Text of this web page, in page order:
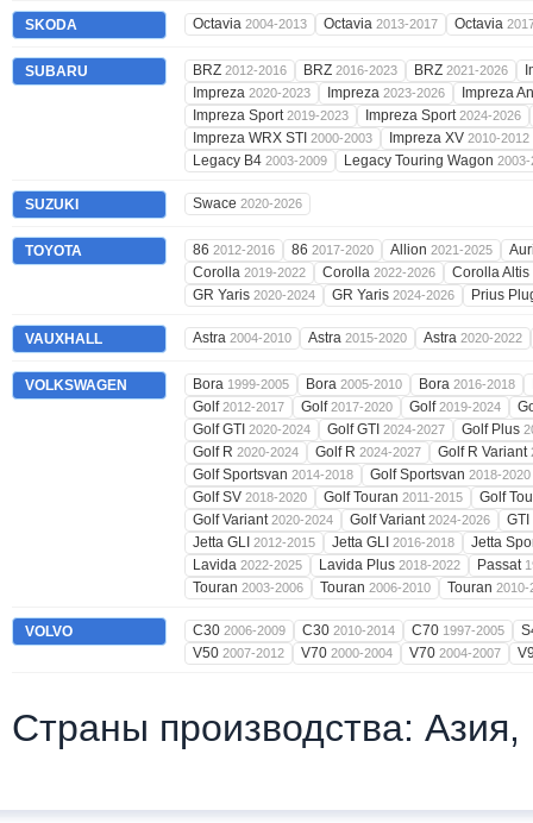
SKODA Octavia 2004-2013 Octavia 2013-2017 Octavia
SUBARU BRZ 2012-2016 BRZ 2016-2023 BRZ 2021-2026
Impreza 2020-2023 Impreza 2023-2026
Impreza
Impreza Sport2019-2023 Impreza Sport2024-2026
Impreza WRX STI 2000-2003 Impreza XV 2010-2012
Legacy B4 2003-2009 Legacy Touring Wagon 2003-
SUZUKI Swace 2020-2026
TOYOTA 86 2012-2016 86 2017-2020 Allion 2021-2025
Corolla 2019-2022 Corolla 2022-2026
Corolla Altis
GR Yaris 2020-2024 GR Yaris 2024-2026 Prius
VAUXHALL Astra 2004-2010 Astra 2015-2020 Astra 2020-2022
VOLKSWAGEN Bora 1999-2005 Bora 2005-2010 Bora 2016-2018
Golf2012-2017 Golf2017-2020 Golf2019-2024
Golf GTI 2020-2024 Golf GTI 2024-2027 Golf Plus
Golf R 2020-2024 Golf R 2024-2027 Golf R Variant
Golf Sportsvan 2014-2018 Golf Sportsvan 2018-2020
Golf SV 2018-2020 Golf Touran 2011-2015
Golf
Golf Variant2020-2024 Golf Variant2024-2026
GTI
Jetta GLI 2012-2015 Jetta GLI 2016-2018
Jetta
Lavida 2022-2025 Lavida Plus 2018-2022 Passat
Touran 2003-2006 Touran 2006-2010 Touran 2010-
VOLVO C30 2006-2009 C30 2010-2014 C70 1997-2005
V50 2007-2012 V70 2000-2004 V70 2004-2007
Страны производства: Азия,